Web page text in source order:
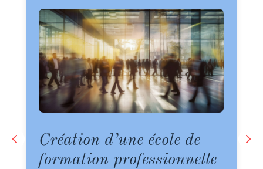
Création d’une école de
formation professionnelle